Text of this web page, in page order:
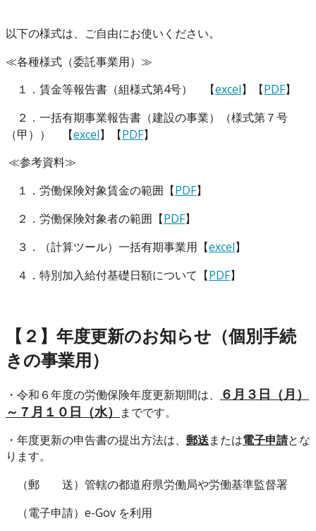
以下の様式は、ご自由にお使いください。
≪各種様式（委託事業用）≫
１．賃金等報告書（組様式第4号） 【excel】【PDF】
２．一括有期事業報告書（建設の事業）（様式第７号
（甲）） 【excel】【PDF】
≪参考資料≫
１．労働保険対象賃金の範囲【PDF】
２．労働保険対象者の範囲【PDF】
３．（計算ツール）一括有期事業用【excel】
４．特別加入給付基礎日額について【PDF】
【２】年度更新のお知らせ（個別手続
きの事業用）
・令和６年度の労働保険年度更新期間は、
６月３日（月）
～７月１０日（水）
までです。
・年度更新の申告書の提出方法は、 郵送または電子申請とな
ります。
（郵 送）管轄の都道府県労働局や労働基準監督署
（電子申請）e-Gov を利用